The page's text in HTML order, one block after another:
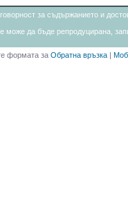
за съдържанието и
може да бъде репродуцирана,
формата за Обратна връзка |